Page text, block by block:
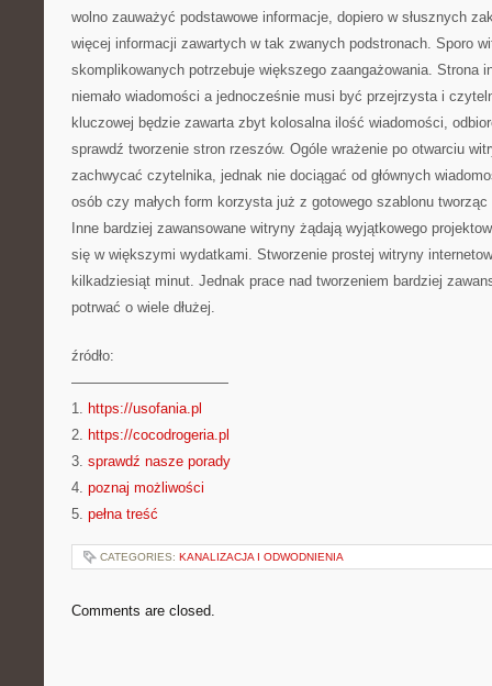
wolno zauważyć podstawowe informacje, dopiero w słusznych
więcej informacji zawartych w tak zwanych podstronach. Sporo
skomplikowanych potrzebuje większego zaangażowania. Strona
niemało wiadomości a jednocześnie musi być przejrzysta i
kluczowej będzie zawarta zbyt kolosalna ilość wiadomości,
sprawdź tworzenie stron rzeszów. Ogóle wrażenie po otwarciu
zachwycać czytelnika, jednak nie dociągać od głównych
osób czy małych form korzysta już z gotowego szablonu tworząc
Inne bardziej zawansowane witryny żądają wyjątkowego
się w większymi wydatkami. Stworzenie prostej witryny
kilkadziesiąt minut. Jednak prace nad tworzeniem bardziej
potrwać o wiele dłużej.
źródło:
———————————
1. https://usofania.pl
2. https://cocodrogeria.pl
3. sprawdź nasze porady
4. poznaj możliwości
5. pełna treść
CATEGORIES: KANALIZACJA I ODWODNIENIA
Comments are closed.